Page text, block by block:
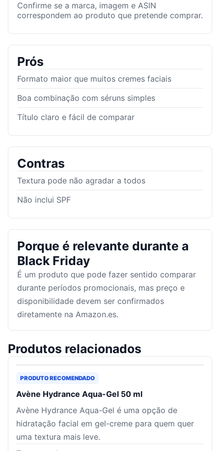
Confirme se a marca, imagem e ASIN
correspondem ao produto que pretende comprar.
Prós
Formato maior que muitos cremes faciais
Boa combinação com séruns simples
Título claro e fácil de comparar
Contras
Textura pode não agradar a todos
Não inclui SPF
Porque é relevante durante a
Black Friday
É um produto que pode fazer sentido comparar
durante períodos promocionais, mas preço e
disponibilidade devem ser confirmados
diretamente na Amazon.es.
Produtos relacionados
PRODUTO RECOMENDADO
Avène Hydrance Aqua-Gel 50 ml
Avène Hydrance Aqua-Gel é uma opção de
hidratação facial em gel-creme para quem quer
uma textura mais leve.